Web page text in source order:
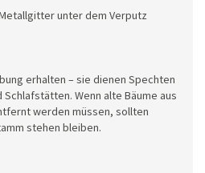
unter dem Verputz
erhalten – sie dienen Spechten
Schlafstätten. Wenn alte Bäume aus
werden müssen, sollten
stehen bleiben.